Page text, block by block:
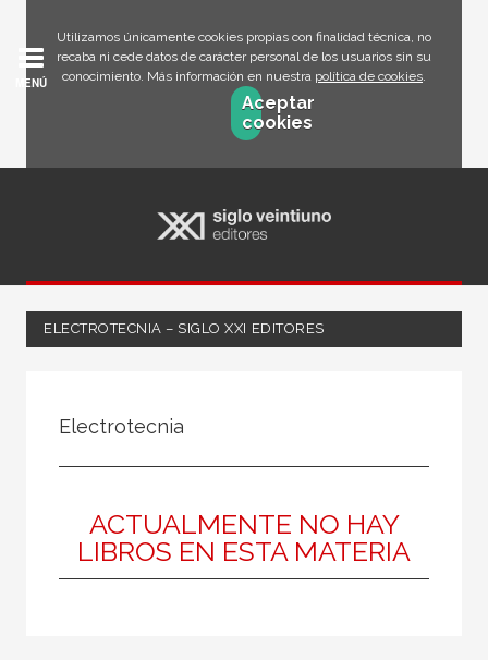
Utilizamos únicamente cookies propias con finalidad técnica, no
recaba ni cede datos de carácter personal de los usuarios sin su
conocimiento. Más información en nuestra política de cookies.
Aceptar
cookies
MENÚ
ELECTROTECNIA – SIGLO XXI EDITORES
Texto escolar
Electrotecnia
MATERIAS
Electrotecnia
ACTUALMENTE NO HAY
LIBROS EN ESTA MATERIA